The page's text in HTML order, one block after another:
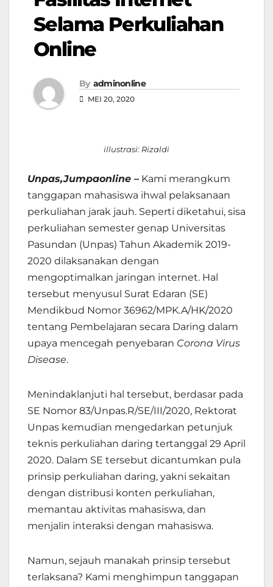
Selama Perkuliahan
Online
By adminonline
MEI 20, 2020
illustrasi: Rizaldi
Unpas,Jumpaonline – Kami merangkum
tanggapan mahasiswa ihwal pelaksanaan
perkuliahan jarak jauh. Seperti diketahui, sisa
perkuliahan semester genap Universitas
Pasundan (Unpas) Tahun Akademik 2019-
2020 dilaksanakan dengan
mengoptimalkan jaringan internet. Hal
tersebut menyusul Surat Edaran (SE)
Mendikbud Nomor 36962/MPK.A/HK/2020
tentang Pembelajaran secara Daring dalam
upaya mencegah penyebaran Corona Virus
Disease.
Menindaklanjuti hal tersebut, berdasar pada
SE Nomor 83/Unpas.R/SE/III/2020, Rektorat
Unpas kemudian mengedarkan petunjuk
teknis perkuliahan daring tertanggal 29 April
2020. Dalam SE tersebut dicantumkan pula
prinsip perkuliahan daring, yakni sekaitan
dengan distribusi konten perkuliahan,
memantau aktivitas mahasiswa, dan
menjalin interaksi dengan mahasiswa.
Namun, sejauh manakah prinsip tersebut
terlaksana? Kami menghimpun tanggapan